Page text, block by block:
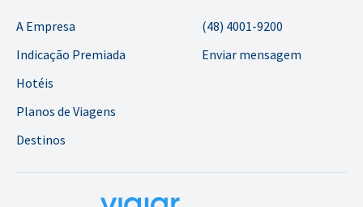
A Empresa
Indicação Premiada
Hotéis
Planos de Viagens
Destinos
(48) 4001-9200
Enviar mensagem